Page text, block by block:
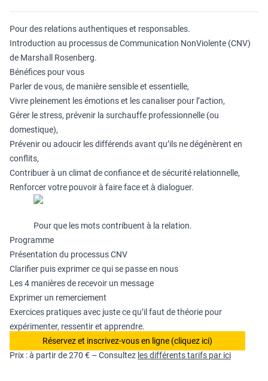
Pour des relations authentiques et responsables.
Introduction au processus de Communication NonViolente (CNV)
de Marshall Rosenberg.
Bénéfices pour vous
Parler de vous, de manière sensible et essentielle,
Vivre pleinement les émotions et les canaliser pour l’action,
Gérer le stress, prévenir la surchauffe professionnelle (ou
domestique),
Prévenir ou adoucir les différends avant qu’ils ne dégénèrent en
conflits,
Contribuer à un climat de confiance et de sécurité relationnelle,
Renforcer votre pouvoir à faire face et à dialoguer.
Pour que les mots contribuent à la relation.
Programme
Présentation du processus CNV
Clarifier puis exprimer ce qui se passe en nous
Les 4 manières de recevoir un message
Exprimer un remerciement
Exercices pratiques avec juste ce qu’il faut de théorie pour
expérimenter, ressentir et apprendre.
Réservez et inscrivez-vous en ligne (cliquez ici)
Prix : à partir de 270 € – Consultez les différents tarifs par ici